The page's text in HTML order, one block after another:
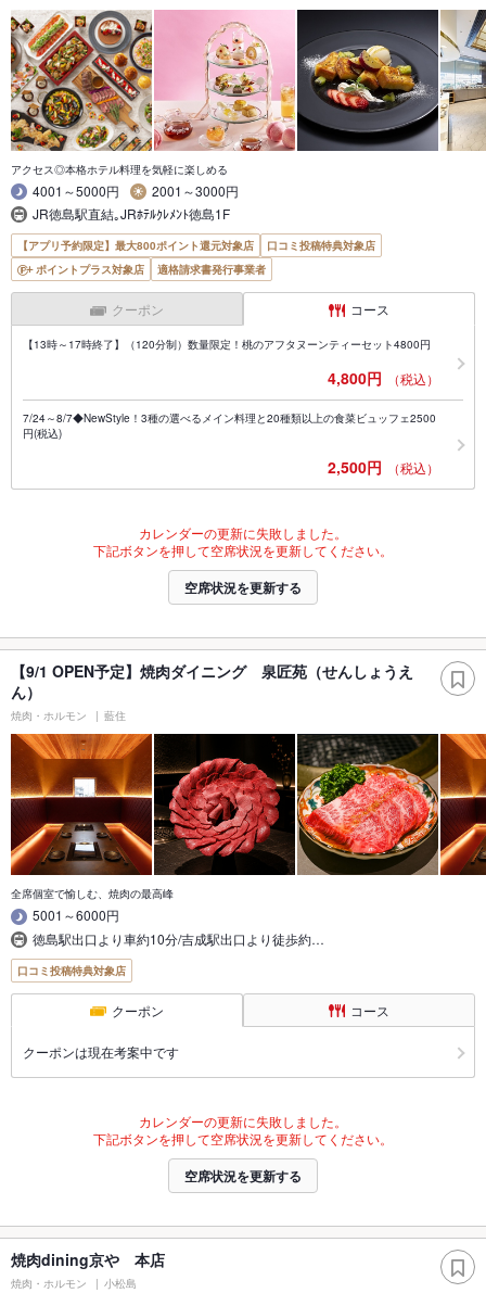
アクセス◎本格ホテル料理を気軽に楽しめる
4001～5000円
2001～3000円
JR徳島駅直結｡JRﾎﾃﾙｸﾚﾒﾝﾄ徳島1F
【アプリ予約限定】最大800ポイント還元対象店
口コミ投稿特典対象店
ポイントプラス対象店
適格請求書発行事業者
クーポン コース
【13時～17時終了】（120分制）数量限定！桃のアフタヌーンティーセット4800円
4,800円 （税込）
7/24～8/7◆NewStyle！3種の選べるメイン料理と20種類以上の食菜ビュッフェ2500
円(税込)
2,500円 （税込）
カレンダーの更新に失敗しました。
下記ボタンを押して空席状況を更新してください。
空席状況を更新する
【9/1 OPEN予定】焼肉ダイニング 泉匠苑（せんしょうえ
ん）
焼肉・ホルモン 藍住
全席個室で愉しむ、焼肉の最高峰
5001～6000円
徳島駅出口より車約10分/吉成駅出口より徒歩約…
口コミ投稿特典対象店
クーポン コース
クーポンは現在考案中です
カレンダーの更新に失敗しました。
下記ボタンを押して空席状況を更新してください。
空席状況を更新する
焼肉dining京や 本店
焼肉・ホルモン 小松島